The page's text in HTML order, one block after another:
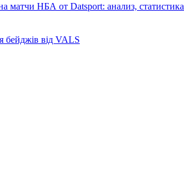
матчи НБА от Datsport: анализ,
бейджів від VALS